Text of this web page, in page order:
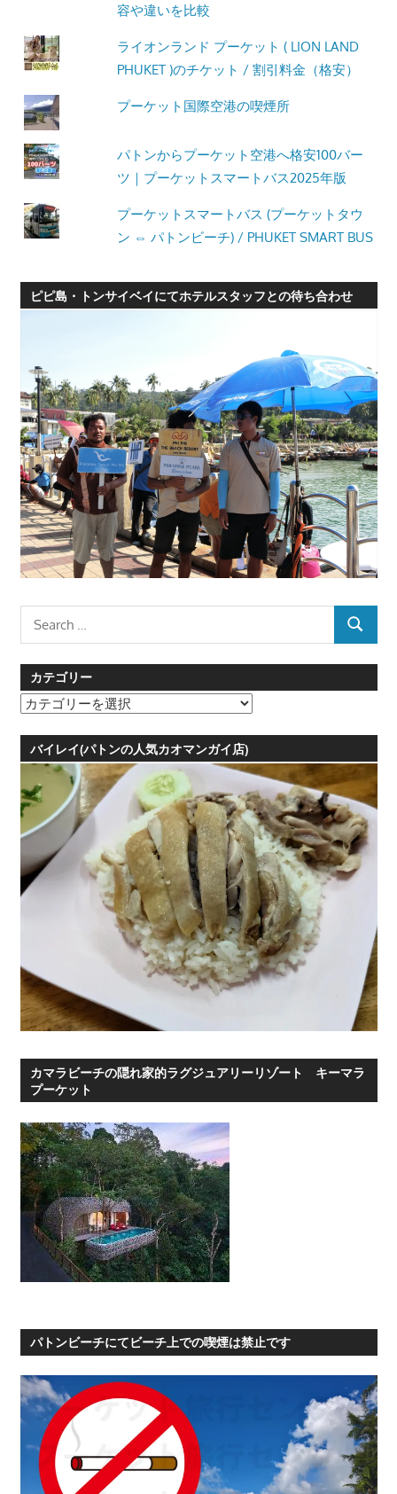
容や違いを比較
ライオンランド プーケット ( LION LAND
PHUKET )のチケット / 割引料金（格安）
プーケット国際空港の喫煙所
パトンからプーケット空港へ格安100バー
ツ｜プーケットスマートバス2025年版
プーケットスマートバス (プーケットタウ
ン ⇔ パトンビーチ) / PHUKET SMART BUS
ピピ島・トンサイベイにてホテルスタッフとの待ち合わせ
SEARCH
カテゴリー
カ
ゴ
ー
バイレイ(パトンの人気カオマンガイ店)
カマラビーチの隠れ家的ラグジュアリーリゾート キーマラ
プーケット
パトンビーチにてビーチ上での喫煙は禁止です